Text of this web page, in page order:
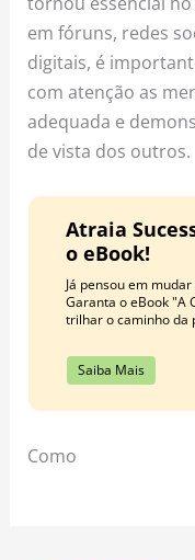
em fóruns, redes
digitais, é
com atenção as
adequada e
de vista dos outros.
Atraia
o eBook!
Já pensou em
Garanta o eBook "A
trilhar o caminho da
Saiba Mais
Como